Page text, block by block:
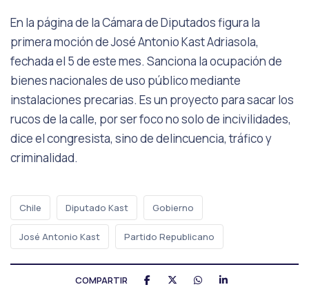
En la página de la Cámara de Diputados figura la
primera moción de José Antonio Kast Adriasola,
fechada el 5 de este mes. Sanciona la ocupación de
bienes nacionales de uso público mediante
instalaciones precarias. Es un proyecto para sacar los
rucos de la calle, por ser foco no solo de incivilidades,
dice el congresista, sino de delincuencia, tráfico y
criminalidad.
Chile Diputado Kast Gobierno
José Antonio Kast Partido Republicano
COMPARTIR